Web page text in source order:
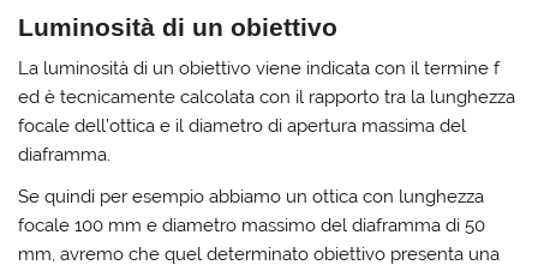
Luminosità di un obiettivo
La luminosità di un obiettivo viene indicata con il termine f
ed è tecnicamente calcolata con il rapporto tra la lunghezza
focale dell’ottica e il diametro di apertura massima del
diaframma.
Se quindi per esempio abbiamo un ottica con lunghezza
focale 100 mm e diametro massimo del diaframma di 50
mm, avremo che quel determinato obiettivo presenta una